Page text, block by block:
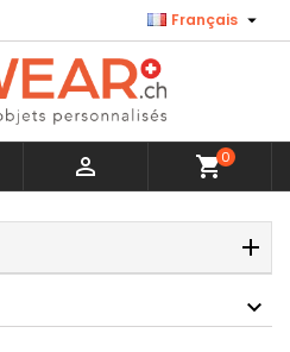
Français 
 shopping_cart0